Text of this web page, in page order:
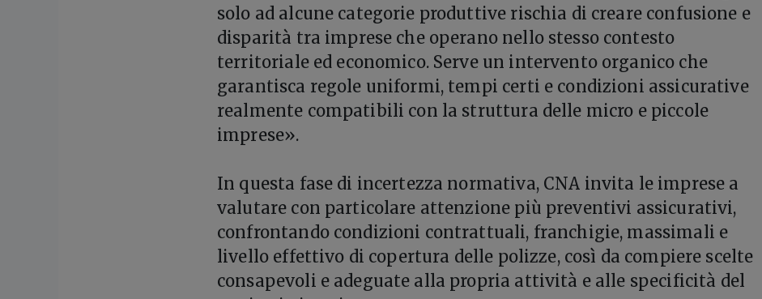
solo ad alcune categorie produttive rischia di creare confusione e
disparità tra imprese che operano nello stesso contesto
territoriale ed economico. Serve un intervento organico che
garantisca regole uniformi, tempi certi e condizioni assicurative
realmente compatibili con la struttura delle micro e piccole
imprese».
In questa fase di incertezza normativa, CNA invita le imprese a
valutare con particolare attenzione più preventivi assicurativi,
confrontando condizioni contrattuali, franchigie, massimali e
livello effettivo di copertura delle polizze, così da compiere scelte
consapevoli e adeguate alla propria attività e alle specificità del